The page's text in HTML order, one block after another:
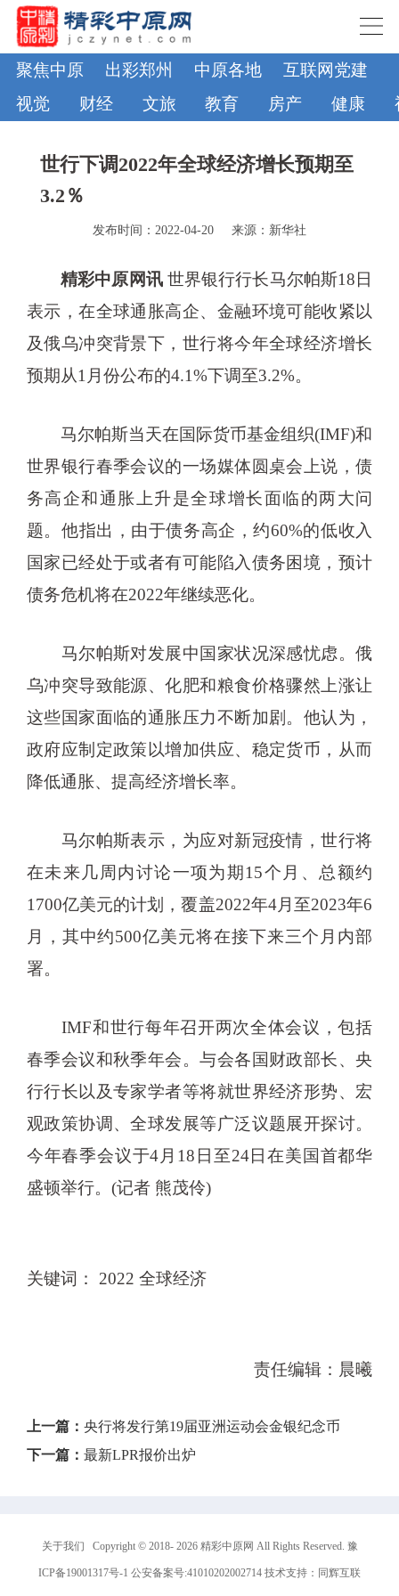
聚焦中原 出彩郑州 中原各地 互联网党建
视觉
财经 文旅 教育 房产 健康
世行下调2022年全球经济增长预期至
3.2％
发布时间：2022-04-20 来源：新华社
精彩中原网讯世界银行行长马尔帕斯18日
表示，在全球通胀高企、金融环境可能收紧以
及俄乌冲突背景下，世行将今年全球经济增长
预期从1月份公布的4.1%下调至3.2%。
马尔帕斯当天在国际货币基金组织(IMF)和
世界银行春季会议的一场媒体圆桌会上说，债
务高企和通胀上升是全球增长面临的两大问
题。他指出，由于债务高企，约60%的低收入
国家已经处于或者有可能陷入债务困境，预计
债务危机将在2022年继续恶化。
马尔帕斯对发展中国家状况深感忧虑。俄
乌冲突导致能源、化肥和粮食价格骤然上涨让
这些国家面临的通胀压力不断加剧。他认为，
政府应制定政策以增加供应、稳定货币，从而
降低通胀、提高经济增长率。
马尔帕斯表示，为应对新冠疫情，世行将
在未来几周内讨论一项为期15个月、总额约
1700亿美元的计划，覆盖2022年4月至2023年6
月，其中约500亿美元将在接下来三个月内部
署。
IMF和世行每年召开两次全体会议，包括
春季会议和秋季年会。与会各国财政部长、央
行行长以及专家学者等将就世界经济形势、宏
观政策协调、全球发展等广泛议题展开探讨。
今年春季会议于4月18日至24日在美国首都华
盛顿举行。(记者 熊茂伶)
关键词： 2022 全球经济
责任编辑：晨曦
上一篇： 央行将发行第19届亚洲运动会金银纪念币
下一篇： 最新LPR报价出炉
关于我们 Copyright © 2018- 2026 精彩中原网 All Rights Reserved. 豫
ICP备19001317号-1 公安备案号:41010202002714 技术支持： 同辉互联